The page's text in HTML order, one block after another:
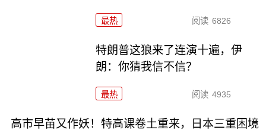
最热 阅读 6826
特朗普这狼来了连演十遍，伊
朗：你猜我信不信？
最热 阅读 4935
高市早苗又作妖！特高课卷土重来，日本三重困境